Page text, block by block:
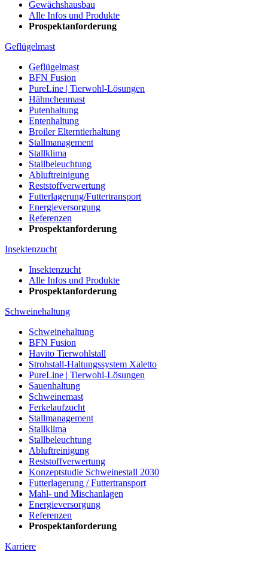
Gewächshausbau
Alle Infos und Produkte
Prospektanforderung
Geflügelmast
Geflügelmast
BFN Fusion
PureLine | Tierwohl-Lösungen
Hähnchenmast
Putenhaltung
Entenhaltung
Broiler Elterntierhaltung
Stallmanagement
Stallklima
Stallbeleuchtung
Abluftreinigung
Reststoffverwertung
Futterlagerung/Futtertransport
Energieversorgung
Referenzen
Prospektanforderung
Insektenzucht
Insektenzucht
Alle Infos und Produkte
Prospektanforderung
Schweinehaltung
Schweinehaltung
BFN Fusion
Havito Tierwohlstall
Strohstall-Haltungssystem Xaletto
PureLine | Tierwohl-Lösungen
Sauenhaltung
Schweinemast
Ferkelaufzucht
Stallmanagement
Stallklima
Stallbeleuchtung
Abluftreinigung
Reststoffverwertung
Konzeptstudie Schweinestall 2030
Futterlagerung / Futtertransport
Mahl- und Mischanlagen
Energieversorgung
Referenzen
Prospektanforderung
Karriere